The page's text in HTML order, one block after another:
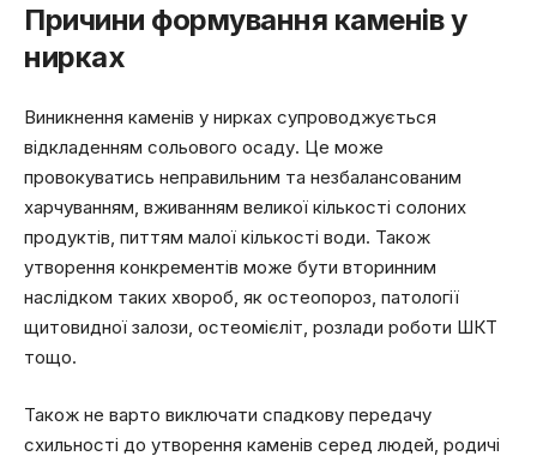
Причини формування каменів у
нирках
Виникнення каменів у нирках супроводжується
відкладенням сольового осаду. Це може
провокуватись неправильним та незбалансованим
харчуванням, вживанням великої кількості солоних
продуктів, питтям малої кількості води. Також
утворення конкрементів може бути вторинним
наслідком таких хвороб, як остеопороз, патології
щитовидної залози, остеомієліт, розлади роботи ШКТ
тощо.
Також не варто виключати спадкову передачу
схильності до утворення каменів серед людей, родичі